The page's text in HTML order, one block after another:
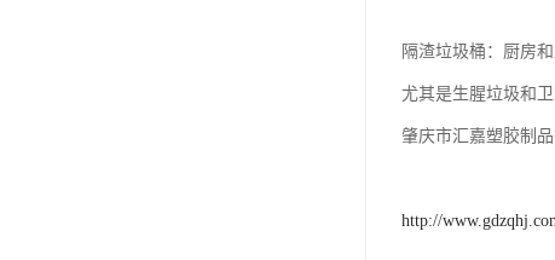
隔渣垃圾桶：厨房
尤其是生腥垃圾和
肇庆市汇嘉塑胶制
http://